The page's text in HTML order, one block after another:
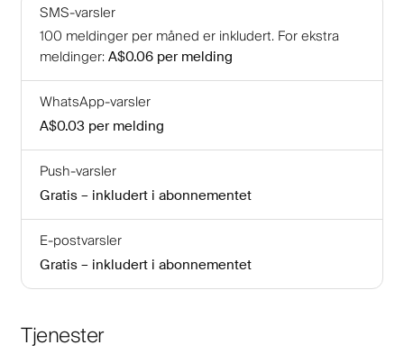
SMS-varsler
100 meldinger per måned er inkludert. For ekstra
meldinger: A$0.06 per melding
WhatsApp-varsler
A$0.03 per melding
Push-varsler
Gratis – inkludert i abonnementet
E-postvarsler
Gratis – inkludert i abonnementet
Tjenester